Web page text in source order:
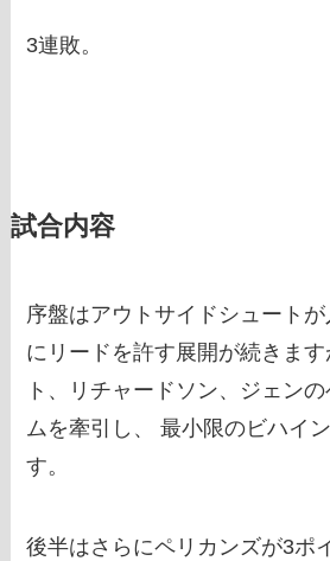
3連敗。
試合内容
序盤はアウトサイドシュート
にリードを許す展開が続きま
ト、リチャードソン、ジェン
ムを牽引し、 最小限のビハイ
す。
後半はさらにペリカンズが3ポ